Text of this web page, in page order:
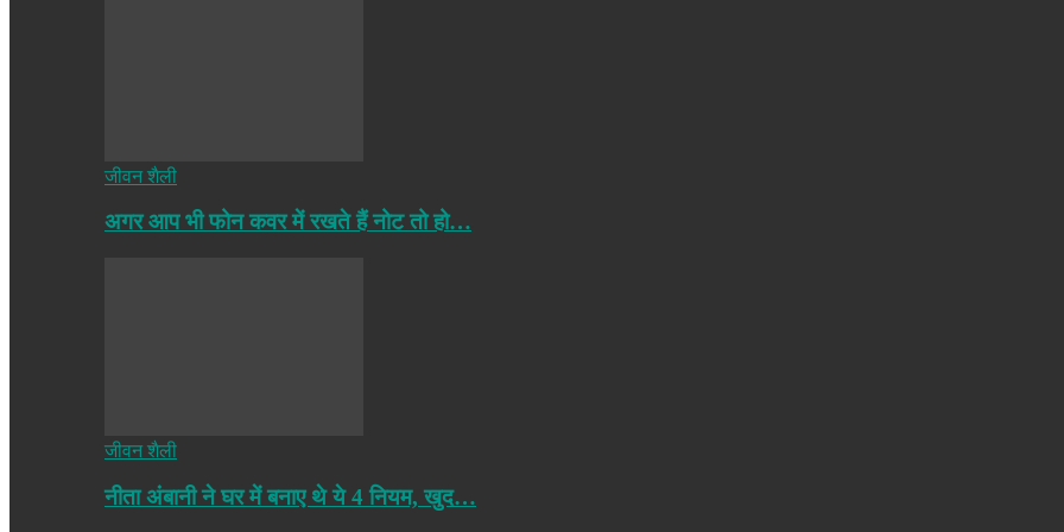
जीवन शैली
अगर आप भी फोन कवर में रखते हैं नोट तो हो…
जीवन शैली
नीता अंबानी ने घर में बनाए थे ये 4 नियम, खुद…